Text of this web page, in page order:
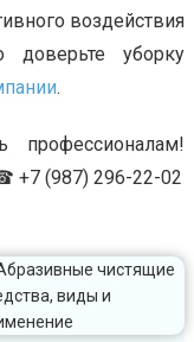
воздействия
доверьте уборку
.
профессионалам!
+7 (987) 296-22-02